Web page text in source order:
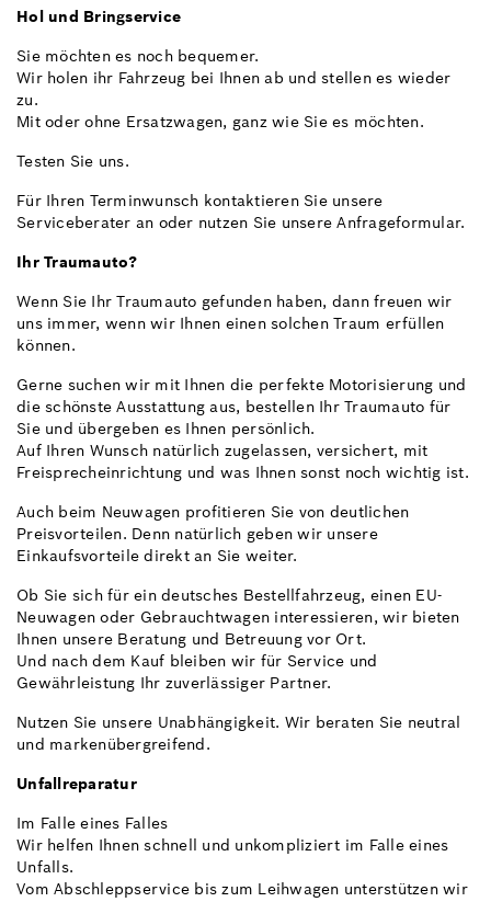
Hol und Bringservice
Sie möchten es noch bequemer.
Wir holen ihr Fahrzeug bei Ihnen ab und stellen es wieder
zu.
Mit oder ohne Ersatzwagen, ganz wie Sie es möchten.
Testen Sie uns.
Für Ihren Terminwunsch kontaktieren Sie unsere
Serviceberater an oder nutzen Sie unsere Anfrageformular.
Ihr Traumauto?
Wenn Sie Ihr Traumauto gefunden haben, dann freuen wir
uns immer, wenn wir Ihnen einen solchen Traum erfüllen
können.
Gerne suchen wir mit Ihnen die perfekte Motorisierung und
die schönste Ausstattung aus, bestellen Ihr Traumauto für
Sie und übergeben es Ihnen persönlich.
Auf Ihren Wunsch natürlich zugelassen, versichert, mit
Freisprecheinrichtung und was Ihnen sonst noch wichtig ist.
Auch beim Neuwagen profitieren Sie von deutlichen
Preisvorteilen. Denn natürlich geben wir unsere
Einkaufsvorteile direkt an Sie weiter.
Ob Sie sich für ein deutsches Bestellfahrzeug, einen EU-
Neuwagen oder Gebrauchtwagen interessieren, wir bieten
Ihnen unsere Beratung und Betreuung vor Ort.
Und nach dem Kauf bleiben wir für Service und
Gewährleistung Ihr zuverlässiger Partner.
Nutzen Sie unsere Unabhängigkeit. Wir beraten Sie neutral
und markenübergreifend.
Unfallreparatur
Im Falle eines Falles
Wir helfen Ihnen schnell und unkompliziert im Falle eines
Unfalls.
Vom Abschleppservice bis zum Leihwagen unterstützen wir